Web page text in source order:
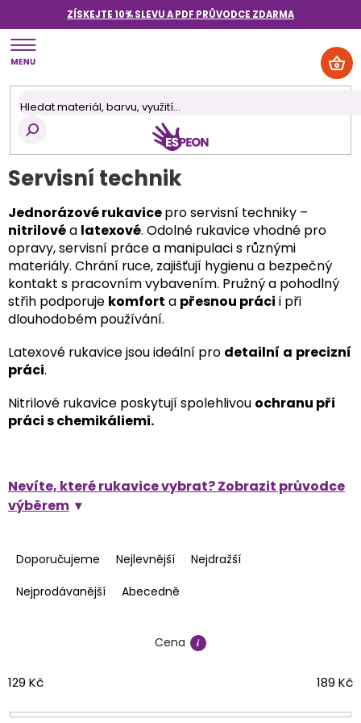
obsah
ZÍSKEJTE 10% SLEVU A PDF PRŮVODCE ZDARMA
Servisní technik
Jednorázové rukavicepro servisní techniky –
nitrilovéa latexové. Odolné rukavice vhodné pro
opravy, servisní práce a manipulaci s různými
materiály. Chrání ruce, zajišťují hygienu a bezpečný
kontakt s pracovním vybavením. Pružný a pohodlný
střih podporuje komfort a přesnou práci i při
dlouhodobém používání.
Latexové rukavice jsou ideální pro detailní a precizní
práci.
Nitrilové rukavice poskytují spolehlivou ochranu při
práci s chemikáliemi.
Nevíte, které rukavice vybrat? Zobrazit průvodce
výběrem
a
e
o
u
Doporučujeme Nejlevnější
Nejdražší
Nejprodávanější
Abecedně
Cena
129 Kč 189 Kč